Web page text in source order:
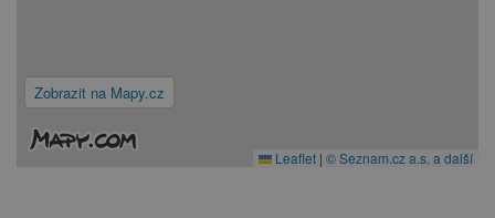
Zobrazit na Mapy.cz
Leaflet | © Seznam.cz a.s. a další